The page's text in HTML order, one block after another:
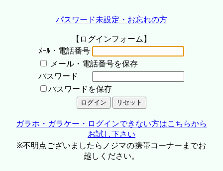
パスワード未設定・お忘れの方
【ログインフォーム】
ﾒｰﾙ・電話番号
メール・電話番号を保存
パスワード
パスワードを保存
ガラホ・ガラケー・ログインできない方はこちらから
お試し下さい
※不明点ございましたらノジマの携帯コーナーまでお
越しください。